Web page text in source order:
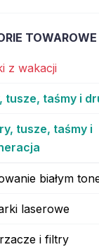
TOWAROWE
z wakacji
tusze, taśmy i
tusze, taśmy i
białym
laserowe
i filtry